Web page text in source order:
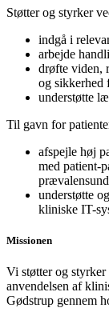
Støtter og styrker
indgå i
arbejde
drøfte viden,
og sikkerhed
understøtte
Til gavn for
afspejle høj
med patient-
understøtte
kliniske IT-
Missionen
Vi støtter og
anvendelsen af
Gødstrup gennem